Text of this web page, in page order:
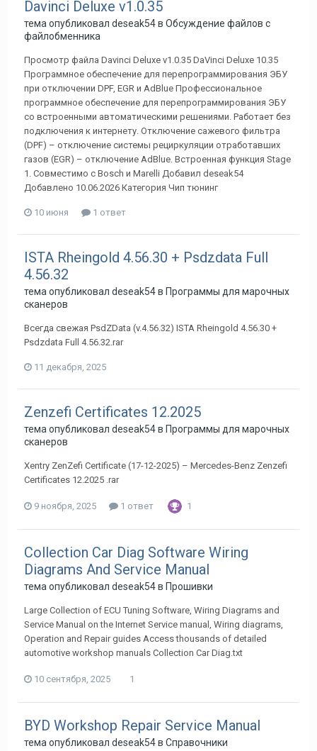
Davinci Deluxe v1.0.35
тема опубликовал deseak54в Обсуждение файлов с
файлобменника
Просмотр файла Davinci Deluxe v1.0.35 DaVinci Deluxe 10.35
Программное обеспечение для перепрограммирования ЭБУ
при отключении DPF, EGR и AdBlue Профессиональное
программное обеспечение для перепрограммирования ЭБУ
со встроенными автоматическими решениями. Работает без
подключения к интернету. Отключение сажевого фильтра
(DPF) – отключение системы рециркуляции отработавших
газов (EGR) – отключение AdBlue. Встроенная функция Stage
1. Совместимо с Bosch и Marelli Добавил deseak54
Добавлено 10.06.2026 Категория Чип тюнинг
10 июня 1 ответ
ISTA Rheingold 4.56.30 + Psdzdata Full
4.56.32
тема опубликовал deseak54в Программы для марочных
сканеров
Всегда свежая PsdZData (v.4.56.32) ISTA Rheingold 4.56.30 +
Psdzdata Full 4.56.32.rar
11 декабря, 2025
Zenzefi Certificates 12.2025
тема опубликовал deseak54в Программы для марочных
сканеров
Xentry ZenZefi Certificate (17-12-2025) – Mercedes-Benz Zenzefi
Certificates 12.2025 .rar
9 ноября, 2025 1 ответ 1
Collection Car Diag Software Wiring
Diagrams And Service Manual
тема опубликовал deseak54в Прошивки
Large Collection of ECU Tuning Software, Wiring Diagrams and
Service Manual on the Internet Service manual, Wiring diagrams,
Operation and Repair guides Access thousands of detailed
automotive workshop manuals Collection Car Diag.txt
10 сентября, 2025 1
BYD Workshop Repair Service Manual
тема опубликовал deseak54в Справочники